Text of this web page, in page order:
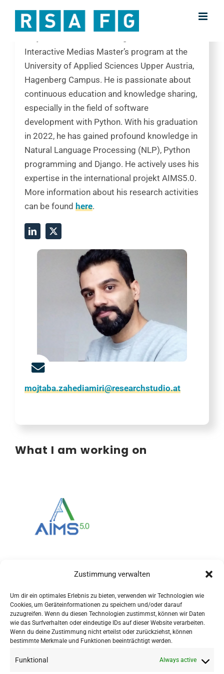
Zustimmung verwalten
Um dir ein optimales Erlebnis zu bieten, verwenden wir Technologien wie
Cookies, um Geräteinformationen zu speichern und/oder darauf
zuzugreifen. Wenn du diesen Technologien zustimmst, können wir Daten
wie das Surfverhalten oder eindeutige IDs auf dieser Website verarbeiten.
Wenn du deine Zustimmung nicht erteilst oder zurückziehst, können
bestimmte Merkmale und Funktionen beeinträchtigt werden.
Funktional Always active
content
Researcher
Interactive Medias Master’s program at the
University of Applied Sciences Upper Austria,
Hagenberg Campus. He is passionate about
continuous education and knowledge sharing,
especially in the field of software
development with Python. With his graduation
in 2022, he has gained profound knowledge in
Natural Language Processing (NLP), Python
programming and Django. He actively uses his
expertise in the international projekt AIMS5.0.
More information about his research activities
can be foundhere.
mojtaba.zahediamiri@researchstudio.at
What I am working on